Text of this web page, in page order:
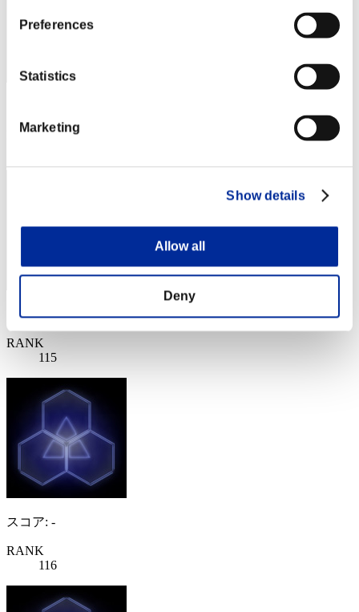
Preferences
Statistics
Marketing
Show details
Allow all
Deny
RANK
スコア: -
RANK
115
スコア: -
RANK
116